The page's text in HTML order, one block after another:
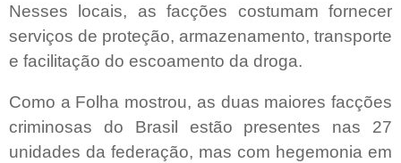
Nesses locais, as facções costumam fornecer
serviços de proteção, armazenamento, transporte
e facilitação do escoamento da droga.
Como a Folha mostrou, as duas maiores facções
criminosas do Brasil estão presentes nas 27
unidades da federação, mas com hegemonia em